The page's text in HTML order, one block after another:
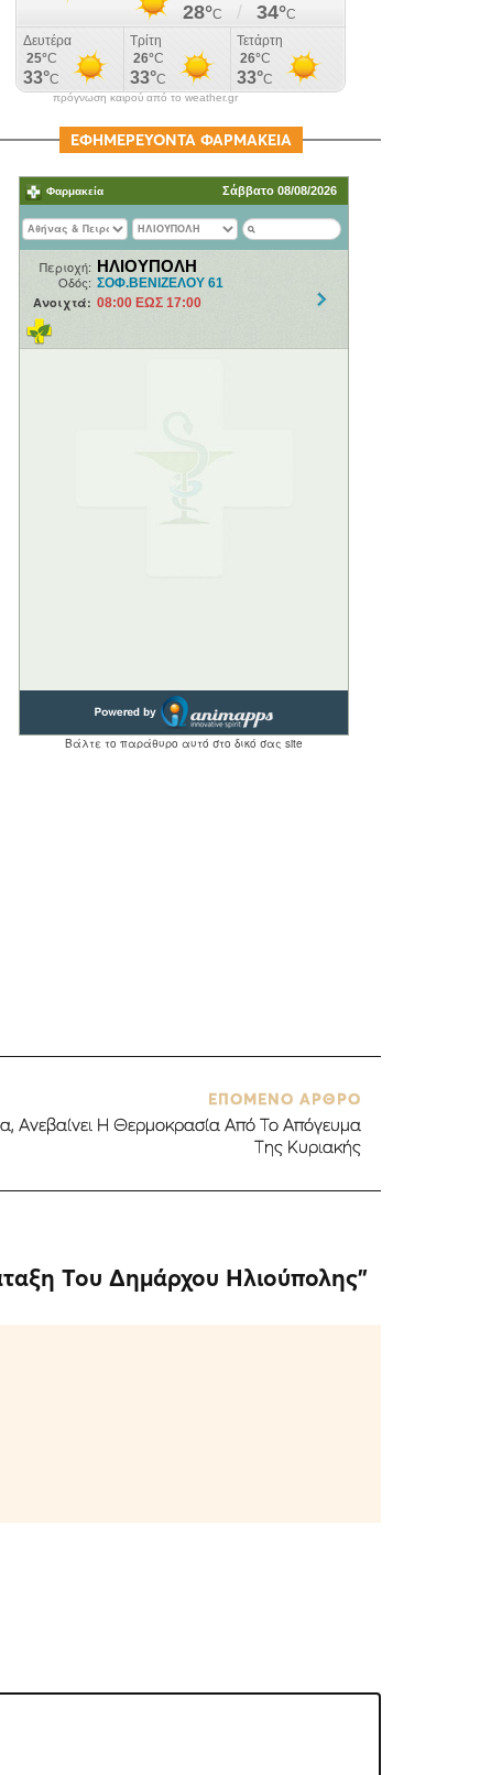
πρόγνωση καιρού από το weather.gr
ΕΦΗΜΕΡΕΥΟΝΤΑ ΦΑΡΜΑΚΕΙΑ
ΕΠΟΜΕΝΟ ΑΡΘΡΟ
Ανεβαίνει Η Θερμοκρασία Από Το Απόγευμα
Της Κυριακής
Του Δημάρχου Ηλιούπολης”